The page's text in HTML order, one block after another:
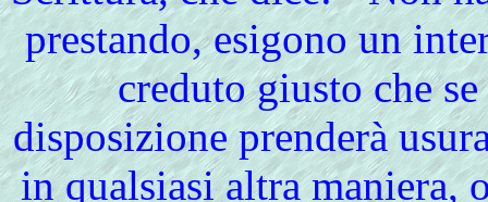
prestando, esigono un
creduto giusto che
disposizione prenderà
in qualsiasi altra maniera,